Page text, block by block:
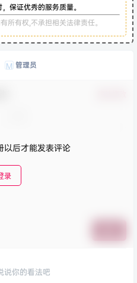
保证优秀的服务质量。
所有权,不承担相关法律责任。
M 管理员
以后才能发表评论
录
说你的看法吧